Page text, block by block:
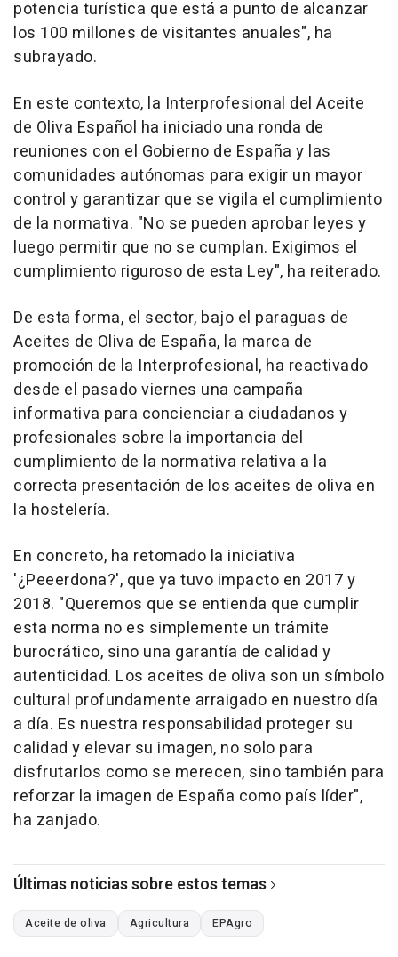
potencia turística que está a punto de alcanzar
los 100 millones de visitantes anuales", ha
subrayado.
En este contexto, la Interprofesional del Aceite
de Oliva Español ha iniciado una ronda de
reuniones con el Gobierno de España y las
comunidades autónomas para exigir un mayor
control y garantizar que se vigila el cumplimiento
de la normativa. "No se pueden aprobar leyes y
luego permitir que no se cumplan. Exigimos el
cumplimiento riguroso de esta Ley", ha reiterado.
De esta forma, el sector, bajo el paraguas de
Aceites de Oliva de España, la marca de
promoción de la Interprofesional, ha reactivado
desde el pasado viernes una campaña
informativa para concienciar a ciudadanos y
profesionales sobre la importancia del
cumplimiento de la normativa relativa a la
correcta presentación de los aceites de oliva en
la hostelería.
En concreto, ha retomado la iniciativa
'¿Peeerdona?', que ya tuvo impacto en 2017 y
2018. "Queremos que se entienda que cumplir
esta norma no es simplemente un trámite
burocrático, sino una garantía de calidad y
autenticidad. Los aceites de oliva son un símbolo
cultural profundamente arraigado en nuestro día
a día. Es nuestra responsabilidad proteger su
calidad y elevar su imagen, no solo para
disfrutarlos como se merecen, sino también para
reforzar la imagen de España como país líder",
ha zanjado.
Últimas noticias sobre estos temas
Aceite de oliva Agricultura EPAgro